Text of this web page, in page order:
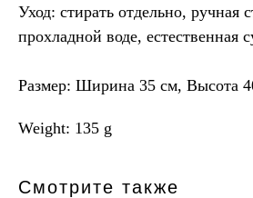
Уход: стирать отдельно, ручная
прохладной воде, естественная
Размер: Ширина 35 см, Высота
Weight: 135 g
Смотрите также